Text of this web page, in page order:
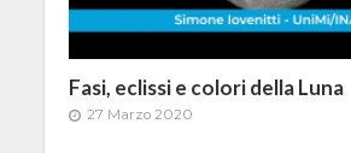
Fasi, eclissi e colori della Luna
27 Marzo 2020